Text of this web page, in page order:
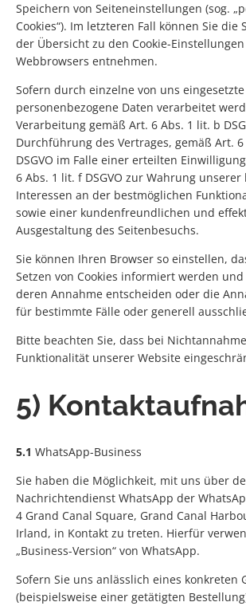
Speichern von Seiteneinstellungen (sog.
Cookies“). Im letzteren Fall können Sie die
der Übersicht zu den Cookie-
Webbrowsers entnehmen.
Sofern durch einzelne von uns eingesetzte
personenbezogene Daten verarbeitet
Verarbeitung gemäß Art. 6 Abs. 1 lit. b
Durchführung des Vertrages, gemäß Art.
DSGVO im Falle einer erteilten
6 Abs. 1 lit. f DSGVO zur Wahrung
Interessen an der bestmöglichen
sowie einer kundenfreundlichen und
Ausgestaltung des Seitenbesuchs.
Sie können Ihren Browser so einstellen,
Setzen von Cookies informiert werden
deren Annahme entscheiden oder die
für bestimmte Fälle oder generell
Bitte beachten Sie, dass bei
Funktionalität unserer Website
5)
5.1 WhatsApp-Business
Sie haben die Möglichkeit, mit uns über
Nachrichtendienst WhatsApp der
4 Grand Canal Square, Grand Canal
Irland, in Kontakt zu treten. Hierfür
„Business-Version“ von WhatsApp.
Sofern Sie uns anlässlich eines konkreten
(beispielsweise einer getätigten